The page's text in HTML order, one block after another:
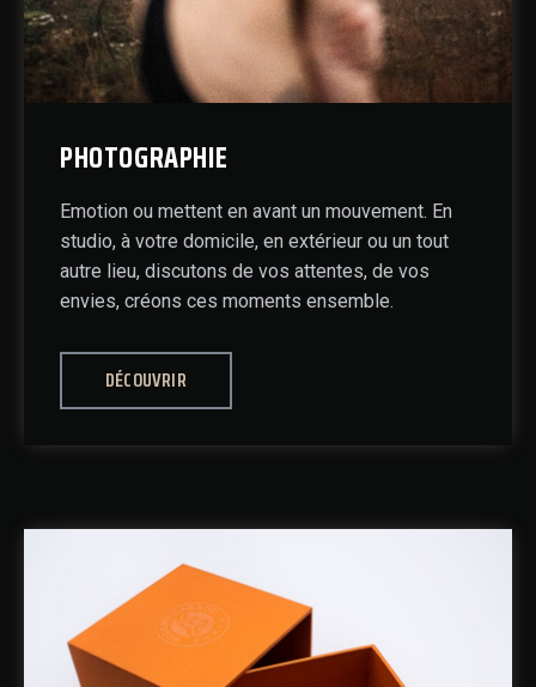
PHOTOGRAPHIE
Emotion ou mettent en avant un mouvement. En
studio, à votre domicile, en extérieur ou un tout
autre lieu, discutons de vos attentes, de vos
envies, créons ces moments ensemble.
DÉCOUVRIR